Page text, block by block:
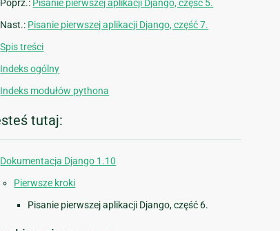
Poprz.: Pisanie pierwszej aplikacji Django, część 5.
Nast.: Pisanie pierwszej aplikacji Django, część 7.
Spis treści
Indeks ogólny
Indeks modułów pythona
tutaj:
Dokumentacja Django 1.10
Pierwsze kroki
Pisanie pierwszej aplikacji Django, część 6.